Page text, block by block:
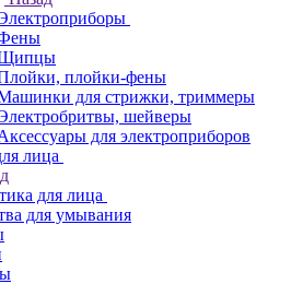
плойки-фены
для стрижки, триммеры
шейверы
для электроприборов
лица
для лица
для умывания